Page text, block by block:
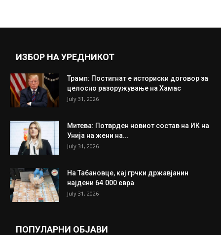
ИЗБОР НА УРЕДНИКОТ
Трамп: Постигнат е историски договор за
целосно разоружување на Хамас
July 31, 2026
Митева: Потврден новиот состав на ИК на
Унија на жени на...
July 31, 2026
На Табановце, кај грчки државјанин
најдени 64.000 евра
July 31, 2026
ПОПУЛАРНИ ОБЈАВИ